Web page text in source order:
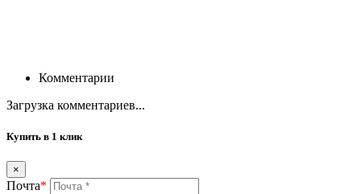
Комментарии
Загрузка комментариев...
Купить в 1 клик
×
Почта*